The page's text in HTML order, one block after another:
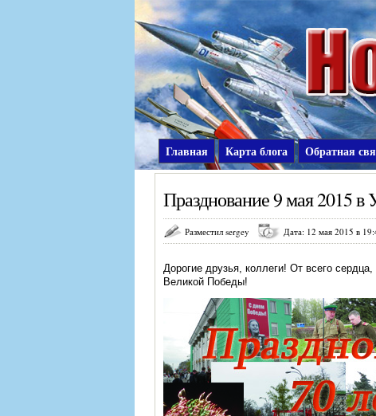
Главная Карта блога Обратная
Празднование 9 мая 2015 в
Разместил sergey Дата: 12 мая 2015 в
Дорогие друзья, коллеги! От всего
Великой Победы!